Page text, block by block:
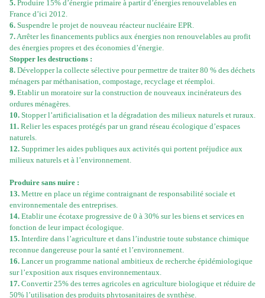
5. Produire 15% d’énergie primaire à partir d’énergies renouvelables en
France d’ici 2012.
6. Suspendre le projet de nouveau réacteur nucléaire EPR.
7.Arrêter les financements publics aux énergies non renouvelables au profit
des énergies propres et des économies d’énergie.
Stopper les destructions :
8. Développer la collecte sélective pour permettre de traiter 80 % des déchets
ménagers par méthanisation, compostage, recyclage et réemploi.
9. Etablir un moratoire sur la construction de nouveaux incinérateurs des
ordures ménagères.
10. Stopper l’artificialisation et la dégradation des milieux naturels et ruraux.
11. Relier les espaces protégés par un grand réseau écologique d’espaces
naturels.
12. Supprimer les aides publiques aux activités qui portent préjudice aux
milieux naturels et à l’environnement.
Produire sans nuire :
13. Mettre en place un régime contraignant de responsabilité sociale et
environnementale des entreprises.
14. Etablir une écotaxe progressive de 0 à 30% sur les biens et services en
fonction de leur impact écologique.
15. Interdire dans l’agriculture et dans l’industrie toute substance chimique
reconnue dangereuse pour la santé et l’environnement.
16. Lancer un programme national ambitieux de recherche épidémiologique
sur l’exposition aux risques environnementaux.
17. Convertir 25% des terres agricoles en agriculture biologique et réduire de
50% l’utilisation des produits phytosanitaires de synthèse.